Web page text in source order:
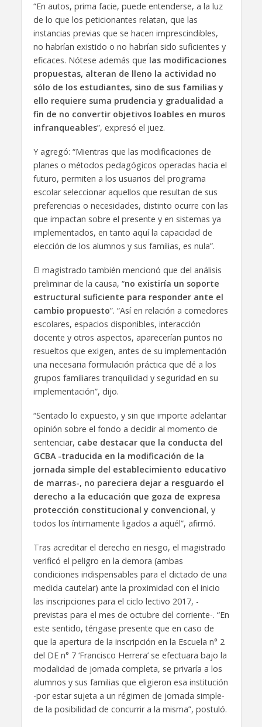
“En autos, prima facie, puede entenderse, a la luz
de lo que los peticionantes relatan, que las
instancias previas que se hacen imprescindibles,
no habrían existido o no habrían sido suficientes y
eficaces. Nótese además que las modificaciones
propuestas, alteran de lleno la actividad no
sólo de los estudiantes, sino de sus familias y
ello requiere suma prudencia y gradualidad a
fin de no convertir objetivos loables en muros
infranqueables”, expresó el juez.
Y agregó: “Mientras que las modificaciones de
planes o métodos pedagógicos operadas hacia el
futuro, permiten a los usuarios del programa
escolar seleccionar aquellos que resultan de sus
preferencias o necesidades, distinto ocurre con las
que impactan sobre el presente y en sistemas ya
implementados, en tanto aquí la capacidad de
elección de los alumnos y sus familias, es nula”.
El magistrado también mencionó que del análisis
preliminar de la causa, “no existiría un soporte
estructural suficiente para responder ante el
cambio propuesto”. “Así en relación a comedores
escolares, espacios disponibles, interacción
docente y otros aspectos, aparecerían puntos no
resueltos que exigen, antes de su implementación
una necesaria formulación práctica que dé a los
grupos familiares tranquilidad y seguridad en su
implementación”, dijo.
“Sentado lo expuesto, y sin que importe adelantar
opinión sobre el fondo a decidir al momento de
sentenciar, cabe destacar que la conducta del
GCBA -traducida en la modificación de la
jornada simple del establecimiento educativo
de marras-, no pareciera dejar a resguardo el
derecho a la educación que goza de expresa
protección constitucional y convencional, y
todos los íntimamente ligados a aquél”, afirmó.
Tras acreditar el derecho en riesgo, el magistrado
verificó el peligro en la demora (ambas
condiciones indispensables para el dictado de una
medida cautelar) ante la proximidad con el inicio
las inscripciones para el ciclo lectivo 2017, -
previstas para el mes de octubre del corriente-. “En
este sentido, téngase presente que en caso de
que la apertura de la inscripción en la Escuela n° 2
del DE n° 7 ‘Francisco Herrera’ se efectuara bajo la
modalidad de jornada completa, se privaría a los
alumnos y sus familias que eligieron esa institución
-por estar sujeta a un régimen de jornada simple-
de la posibilidad de concurrir a la misma”, postuló.